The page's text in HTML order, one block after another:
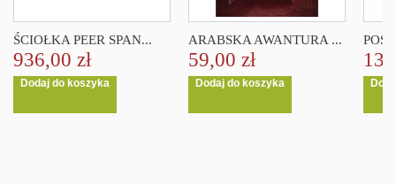
ŚCIOŁKA PEER SPAN...
936,00 zł
Dodaj do koszyka
ARABSKA AWANTURA ...
59,00 zł
Dodaj do koszyka